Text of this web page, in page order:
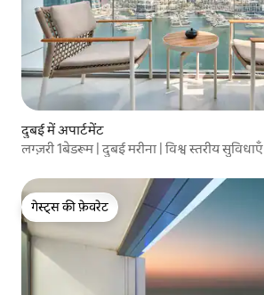
दुबई में अपार्टमेंट
लग्ज़री 1बेडरूम | दुबई मरीना | विश्व स्तरीय सुविधाएँ
गेस्ट्स की फ़ेवरेट
गेस्ट्स की फ़ेवरेट